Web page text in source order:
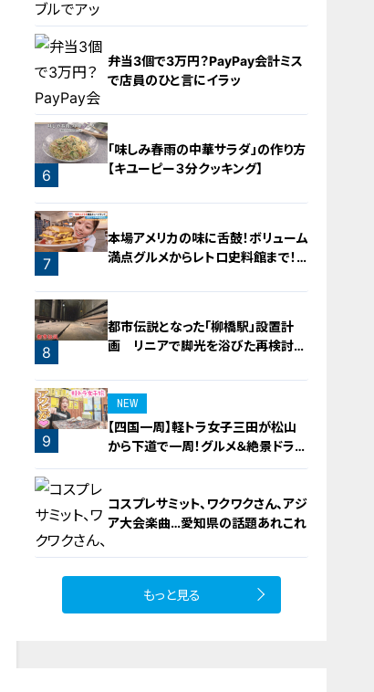
4
5
弁当3個で3万円？PayPay会計ミス
で店員のひと言にイラッ
6
「味しみ春雨の中華サラダ」の作り方
【キユーピー３分クッキング】
7
本場アメリカの味に舌鼓！ボリューム
満点グルメからレトロ史料館まで！
8
都市伝説となった「柳橋駅」設置計
画 リニアで脚光を浴びた再検討の
9
NEW
【四国一周】軽トラ女子三田が松山
から下道で一周！グルメ＆絶景ドライ
ブ⑳
コスプレサミット、ワクワクさん、アジ
ア大会楽曲…愛知県の話題あれこれ
もっと見る